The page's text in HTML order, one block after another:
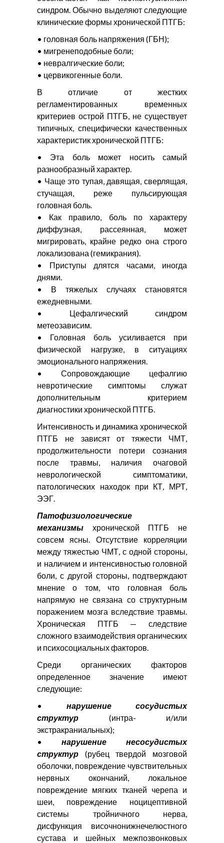
синдром. Обычно выделяют следующие
клинические формы хронической ПТГБ:
• головная боль напряжения (ГБН);
• мигренеподобные боли;
• невралгические боли;
• цервикогенные боли.
В отличие от жестких
регламентированных временных
критериев острой ПТГБ, не существует
типичных, специфически качественных
характеристик хронической ПТГБ:
• Эта боль может носить самый
разнообразный характер.
• Чаще это тупая, давящая, сверлящая,
стучащая, реже пульсирующая
головная боль.
• Как правило, боль по характеру
диффузная, рассеянная, может
мигрировать, крайне редко она строго
локализована (гемикрания).
• Приступы длятся часами, иногда
днями.
• В тяжелых случаях становятся
ежедневными.
• Цефалгический синдром
метеозависим.
• Головная боль усиливается при
физической нагрузке, в ситуациях
эмоционального напряжения.
• Сопровождающие цефалгию
невротические симптомы служат
дополнительным критерием
диагностики хронической ПТГБ.
Интенсивность и динамика хронической
ПТГБ не зависят от тяжести ЧМТ,
продолжительности потери сознания
после травмы, наличия очаговой
неврологической симптоматики,
патологических находок при КТ, МРТ,
ЭЭГ.
Патофизиологические
механизмы
хронической ПТГБ не
совсем ясны. Отсутствие корреляции
между тяжестью ЧМТ, с одной стороны,
и наличием и интенсивностью головной
боли, с другой стороны, подтверждают
мнение о том, что головная боль
напрямую не связана со структурным
поражением мозга вследствие травмы.
Хроническая ПТГБ — следствие
сложного взаимодействия органических
и психосоциальных факторов.
Среди органических факторов
определенное значение имеют
следующие:
• нарушение сосудистых
структур (интра- и/или
экстракраниальных);
• нарушение несосудистых
структур (рубец твердой мозговой
оболочки, повреждение чувствительных
нервных окончаний, локальное
повреждение мягких тканей черепа и
шеи, повреждение ноцицептивной
системы тройничного нерва,
дисфункция височнонижнечелюстного
сустава и шейных межпозвонковых